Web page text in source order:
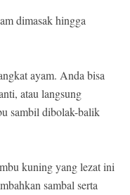
dimasak hingga
ayam. Anda bisa
atau langsung
sambil dibolak-balik
kuning yang lezat ini
sambal serta